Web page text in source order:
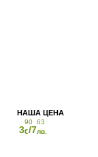
3
90
€/7
63
лв.